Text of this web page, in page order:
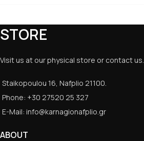
STORE
Visit us at our physical store or contact us.
Staikopoulou 16, Nafplio 21100.
Phone: +30 27520 25 327
E-Mail: info@karnagionafplio.gr
ABOUT